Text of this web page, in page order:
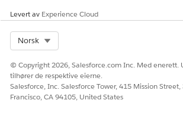
Levert av Experience Cloud
Norsk
© Copyright 2026, Salesforce.com Inc. Med enerett.
tilhører de respektive eierne.
Salesforce, Inc. Salesforce Tower, 415 Mission Street,
Francisco, CA 94105, United States